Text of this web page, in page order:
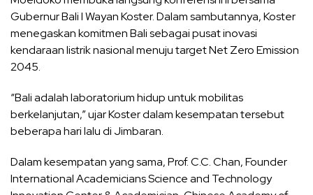
Gubernur Bali I Wayan Koster. Dalam sambutannya, Koster
menegaskan komitmen Bali sebagai pusat inovasi
kendaraan listrik nasional menuju target Net Zero Emission
2045.
“Bali adalah laboratorium hidup untuk mobilitas
berkelanjutan,” ujar Koster dalam kesempatan tersebut
beberapa hari lalu di Jimbaran.
Dalam kesempatan yang sama, Prof. C.C. Chan, Founder
International Academicians Science and Technology